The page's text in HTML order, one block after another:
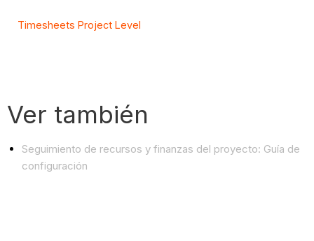
Timesheets Project Level
Ver también
Seguimiento de recursos y finanzas del proyecto: Guía de
configuración